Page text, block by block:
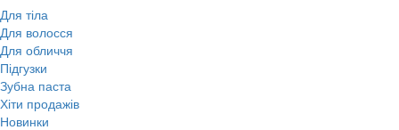
Для тіла
Для волосся
Для обличчя
Підгузки
Зубна паста
Хіти продажів
Новинки